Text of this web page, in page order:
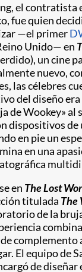
el contratista
fue quien
—el primer
Unido— en
un cine
nuevo,
las célebres
del diseño
de Wookey» al
dispositivos
en pie un
en una
en The Lost
titulada The
de la
complemento
El equipo de
de diseñar